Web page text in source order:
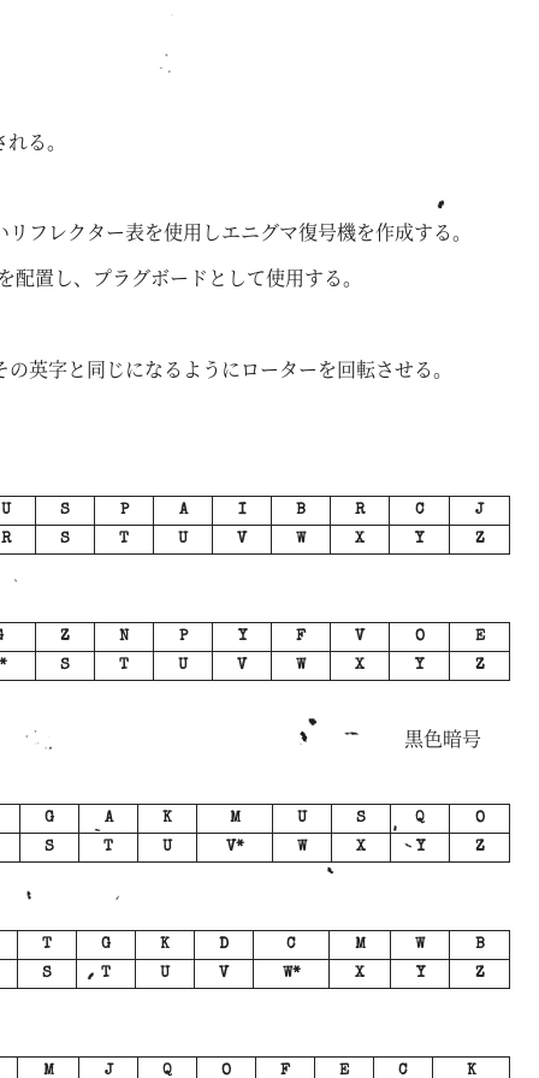
る。
フレクター表を使用しエニグマ復号機を作成する。
置し、プラグボードとして使用する。
英字と同じになるようにローターを回転させる。
U S P A I B R C
J
R
S T U V W X Y Z
Z N P Y F V O
E
S T U V W X Y Z
黒色暗号
G A K M U S Q
O
S
T U V* W X Y Z
T G K D C M W
B
S
T U V W* X Y Z
M J Q O F E C K